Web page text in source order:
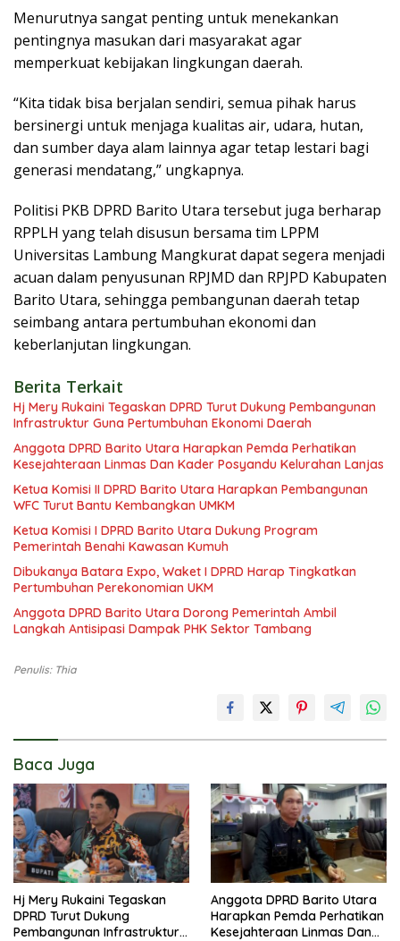
Menurutnya sangat penting untuk menekankan
pentingnya masukan dari masyarakat agar
memperkuat kebijakan lingkungan daerah.
“Kita tidak bisa berjalan sendiri, semua pihak harus
bersinergi untuk menjaga kualitas air, udara, hutan,
dan sumber daya alam lainnya agar tetap lestari bagi
generasi mendatang,” ungkapnya.
Politisi PKB DPRD Barito Utara tersebut juga berharap
RPPLH yang telah disusun bersama tim LPPM
Universitas Lambung Mangkurat dapat segera menjadi
acuan dalam penyusunan RPJMD dan RPJPD Kabupaten
Barito Utara, sehingga pembangunan daerah tetap
seimbang antara pertumbuhan ekonomi dan
keberlanjutan lingkungan.
Berita Terkait
Hj Mery Rukaini Tegaskan DPRD Turut Dukung Pembangunan
Infrastruktur Guna Pertumbuhan Ekonomi Daerah
Anggota DPRD Barito Utara Harapkan Pemda Perhatikan
Kesejahteraan Linmas Dan Kader Posyandu Kelurahan Lanjas
Ketua Komisi II DPRD Barito Utara Harapkan Pembangunan
WFC Turut Bantu Kembangkan UMKM
Ketua Komisi I DPRD Barito Utara Dukung Program
Pemerintah Benahi Kawasan Kumuh
Dibukanya Batara Expo, Waket I DPRD Harap Tingkatkan
Pertumbuhan Perekonomian UKM
Anggota DPRD Barito Utara Dorong Pemerintah Ambil
Langkah Antisipasi Dampak PHK Sektor Tambang
Penulis: Thia
Baca Juga
Hj Mery Rukaini Tegaskan
DPRD Turut Dukung
Pembangunan Infrastruktur
Anggota DPRD Barito Utara
Harapkan Pemda Perhatikan
Kesejahteraan Linmas Dan